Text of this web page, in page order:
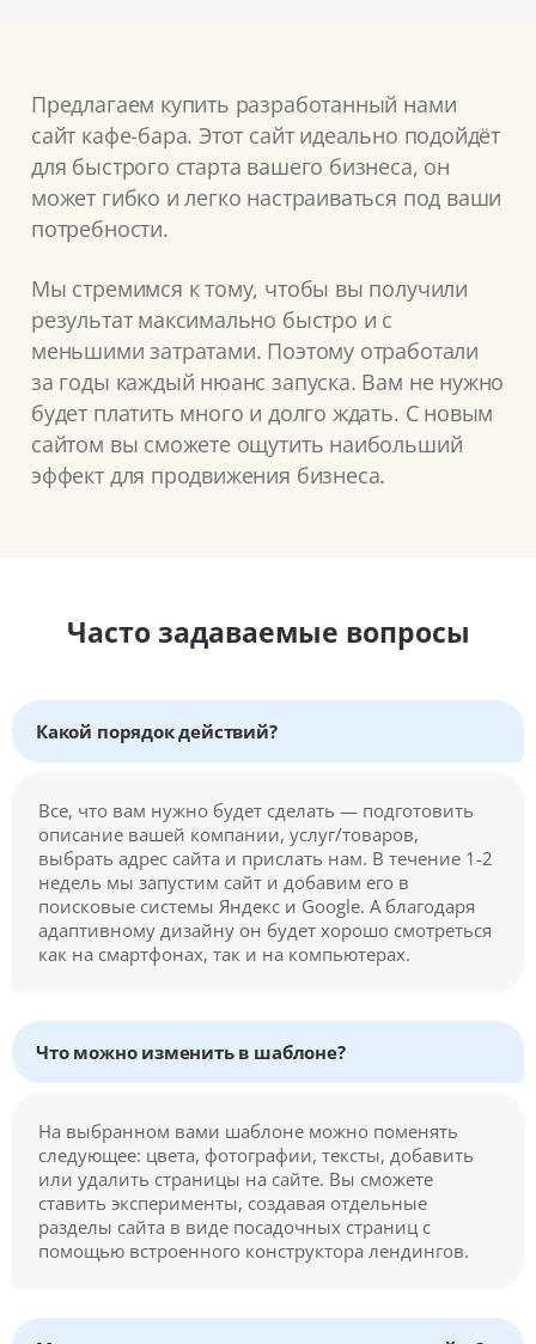
Предлагаем купить разработанный нами
сайт кафе-бара. Этот сайт идеально подойдёт
для быстрого старта вашего бизнеса, он
может гибко и легко настраиваться под ваши
потребности.
Мы стремимся к тому, чтобы вы получили
результат максимально быстро и с
меньшими затратами. Поэтому отработали
за годы каждый нюанс запуска. Вам не нужно
будет платить много и долго ждать. С новым
сайтом вы сможете ощутить наибольший
эффект для продвижения бизнеса.
Часто задаваемые вопросы
Какой порядок действий?
Все, что вам нужно будет сделать — подготовить
описание вашей компании, услуг/товаров,
выбрать адрес сайта и прислать нам. В течение 1-2
недель мы запустим сайт и добавим его в
поисковые системы Яндекс и Google. А благодаря
адаптивному дизайну он будет хорошо смотреться
как на смартфонах, так и на компьютерах.
Что можно изменить в шаблоне?
На выбранном вами шаблоне можно поменять
следующее: цвета, фотографии, тексты, добавить
или удалить страницы на сайте. Вы сможете
ставить эксперименты, создавая отдельные
разделы сайта в виде посадочных страниц с
помощью встроенного конструктора лендингов.